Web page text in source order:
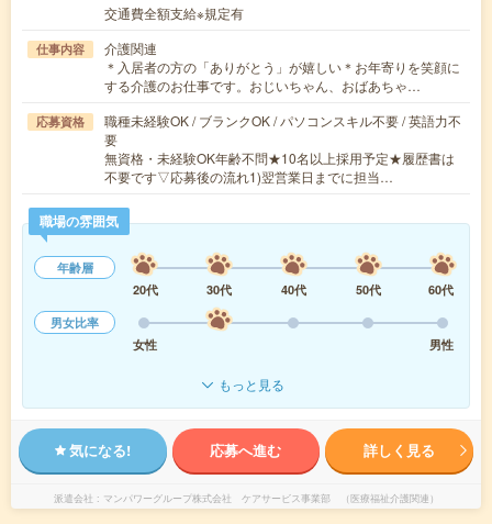
交通費全額支給※規定有
仕事内容
介護関連
＊入居者の方の「ありがとう」が嬉しい＊お年寄りを笑顔に
する介護のお仕事です。おじいちゃん、おばあちゃ…
応募資格
職種未経験OK / ブランクOK / パソコンスキル不要 / 英語力不
要
無資格・未経験OK年齢不問★10名以上採用予定★履歴書は
不要です▽応募後の流れ1)翌営業日までに担当…
職場の雰囲気
年齢層
20代
30代 40代 50代
60代
男女比率
女性
男性
もっと見る
気になる! 応募へ進む 詳しく見る
派遣会社 マンパワーグループ株式会社 ケアサービス事業部 （医療福祉介護関連）